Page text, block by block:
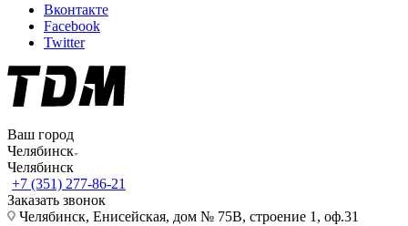
Вконтакте
Facebook
Twitter
Ваш город
Челябинск
Челябинск
+7 (351) 277-86-21
Заказать звонок
Челябинск, Енисейская, дом № 75В, строение 1, оф.31